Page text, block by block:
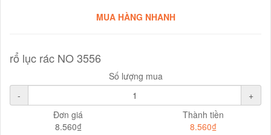
MUA HÀNG NHANH
rổ lục rác NO 3556
Số lượng mua
-
+
Đơn giá
8.560₫
Thành tiền
8.560₫